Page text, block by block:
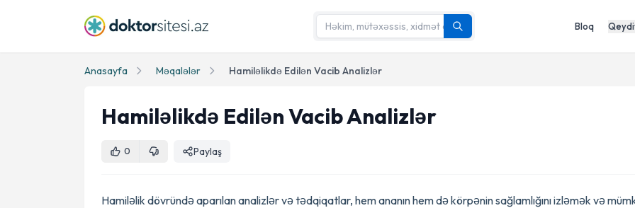
Bloq
Anasayfa Məqalələr Hamiləlikdə Edilən Vacib Analizlər
Hamiləlikdə Edilən Vacib Analizlər
0 Paylaş
Hamiləlik dövründə aparılan analizlər və tədqiqatlar, hem ananın hem də körpənin sağlamlığını izləmək və